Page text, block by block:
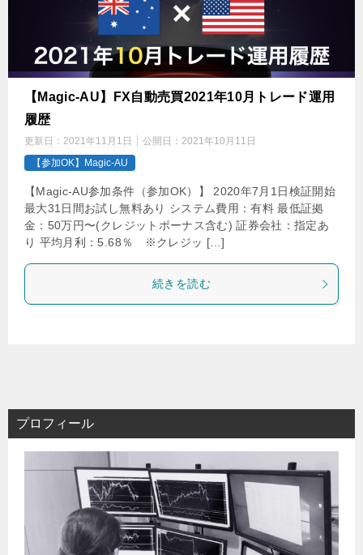
【Magic-AU】FX自動売買2021年10月トレード運用
履歴
更新日： 2021年11月1日 公開日： 2021年10月11日
【参加OK】Magic-AU
【Magic-AU参加条件（参加OK）】 2020年7月1日検証開始
最大31日間お試し無料あり システム費用：有料 最低証拠
金：50万円〜(クレジットボーナス含む) 証券会社：指定あ
り 平均月利：5.68％ ※クレジッ […]
続きを読む
プロフィール